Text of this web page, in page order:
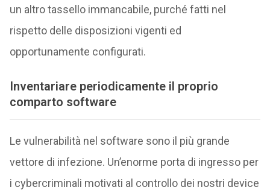
un altro tassello immancabile, purché fatti nel
rispetto delle disposizioni vigenti ed
opportunamente configurati.
Inventariare periodicamente il proprio
comparto software
Le vulnerabilità nel software sono il più grande
vettore di infezione. Un’enorme porta di ingresso per
i cybercriminali motivati al controllo dei nostri device